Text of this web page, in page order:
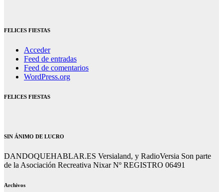
FELICES FIESTAS
Acceder
Feed de entradas
Feed de comentarios
WordPress.org
FELICES FIESTAS
SIN ÁNIMO DE LUCRO
DANDOQUEHABLAR.ES Versialand, y RadioVersia Son parte
de la Asociación Recreativa Nixar Nº REGISTRO 06491
Archivos